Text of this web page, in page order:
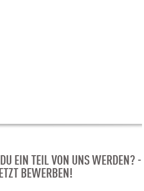
EIN TEIL VON UNS WERDEN? -
BEWERBEN!